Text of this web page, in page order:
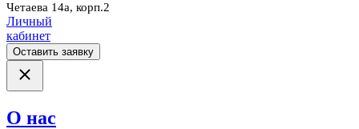
Четаева 14а, корп.2
Личный
кабинет
Оставить заявку
О нас